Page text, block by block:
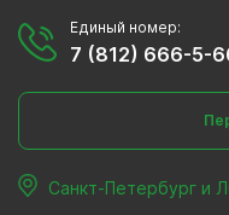
Единый номер:
7 (812) 666-5-
Санкт-Петербург и